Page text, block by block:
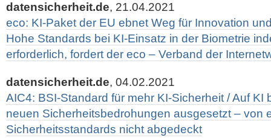
datensicherheit.de, 21.04.2021
eco: KI-Paket der EU ebnet Weg für Innovation
Hohe Standards bei KI-Einsatz in der Biometrie
erforderlich, fordert der eco – Verband der
datensicherheit.de, 04.02.2021
AIC4: BSI-Standard für mehr KI-Sicherheit / Auf KI
neuen Sicherheitsbedrohungen ausgesetzt – von
Sicherheitsstandards nicht abgedeckt